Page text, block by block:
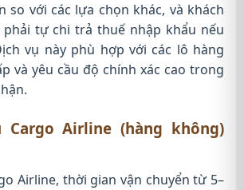
so với các lựa chọn khác, và khách
phải tự chi trả thuế nhập khẩu nếu
vụ này phù hợp với các lô hàng
và yêu cầu độ chính xác cao trong
Cargo Airline (hàng không)
Airline, thời gian vận chuyển từ 5–